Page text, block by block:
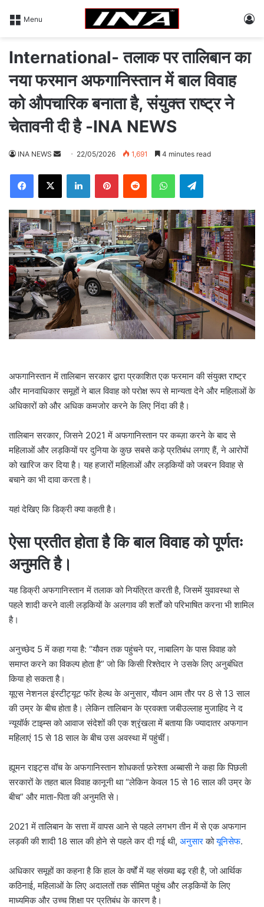
Menu
International- तलाक पर तालिबान का
नया फरमान अफगानिस्तान में बाल विवाह
को औपचारिक बनाता है, संयुक्त राष्ट्र ने
चेतावनी दी है -INA NEWS
INA NEWS
d
a
n
e
m
a
i
l
22/05/2026 1,691 4 minutes read
अफगानिस्तान में तालिबान सरकार द्वारा प्रकाशित एक फरमान की संयुक्त राष्ट्र
और मानवाधिकार समूहों ने बाल विवाह को परोक्ष रूप से मान्यता देने और महिलाओं के
अधिकारों को और अधिक कमजोर करने के लिए निंदा की है।
तालिबान सरकार, जिसने 2021 में अफगानिस्तान पर कब्ज़ा करने के बाद से
महिलाओं और लड़कियों पर दुनिया के कुछ सबसे कड़े प्रतिबंध लगाए हैं, ने आरोपों
को खारिज कर दिया है। यह हजारों महिलाओं और लड़कियों को जबरन विवाह से
बचाने का भी दावा करता है।
यहां देखिए कि डिक्री क्या कहती है।
ऐसा प्रतीत होता है कि बाल विवाह को पूर्णतः
अनुमति है।
यह डिक्री अफगानिस्तान में तलाक को नियंत्रित करती है, जिसमें युवावस्था से
पहले शादी करने वाली लड़कियों के अलगाव की शर्तों को परिभाषित करना भी शामिल
है।
अनुच्छेद 5 में कहा गया है: “यौवन तक पहुंचने पर, नाबालिग के पास विवाह को
समाप्त करने का विकल्प होता है” जो कि किसी रिश्तेदार ने उसके लिए अनुबंधित
किया हो सकता है।
यूएस नेशनल इंस्टीट्यूट फॉर हेल्थ के अनुसार, यौवन आम तौर पर 8 से 13 साल
की उम्र के बीच होता है। लेकिन तालिबान के प्रवक्ता जबीउल्लाह मुजाहिद ने द
न्यूयॉर्क टाइम्स को आवाज संदेशों की एक श्रृंखला में बताया कि ज्यादातर अफगान
महिलाएं 15 से 18 साल के बीच उस अवस्था में पहुंचीं।
ह्यूमन राइट्स वॉच के अफगानिस्तान शोधकर्ता फ़रेश्ता अब्बासी ने कहा कि पिछली
सरकारों के तहत बाल विवाह कानूनी था “लेकिन केवल 15 से 16 साल की उम्र के
बीच” और माता-पिता की अनुमति से।
2021 में तालिबान के सत्ता में वापस आने से पहले लगभग तीन में से एक अफगान
लड़की की शादी 18 साल की होने से पहले कर दी गई थी, अनुसारकोयूनिसेफ.
अधिकार समूहों का कहना है कि हाल के वर्षों में यह संख्या बढ़ रही है, जो आर्थिक
कठिनाई, महिलाओं के लिए अदालतों तक सीमित पहुंच और लड़कियों के लिए
माध्यमिक और उच्च शिक्षा पर प्रतिबंध के कारण है।